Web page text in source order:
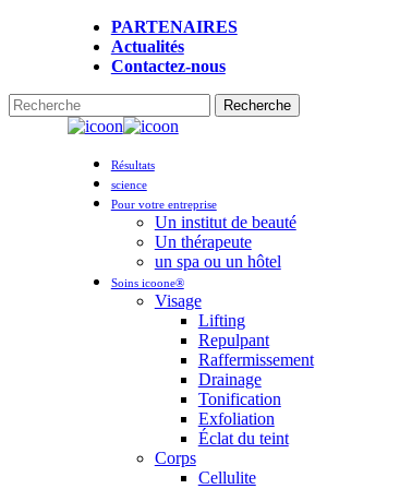
PARTENAIRES
Actualités
Contactez-nous
Recherche
Menu
Résultats
science
Pour votre entreprise
Un institut de beauté
Un thérapeute
un spa ou un hôtel
Soins icoone®
Visage
Lifting
Repulpant
Raffermissement
Drainage
Tonification
Exfoliation
Éclat du teint
Corps
Cellulite